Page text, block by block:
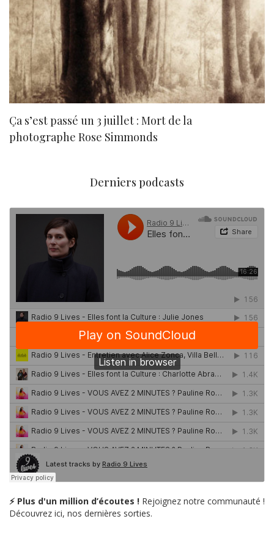
Ça s’est passé un 3 juillet : Mort de la
photographe Rose Simmonds
Derniers podcasts
⚡ Plus d'un million d’écoutes ! Rejoignez notre communauté !
Découvrez ici, nos dernières sorties.